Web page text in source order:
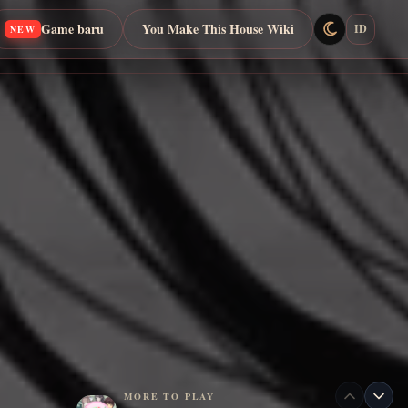
NEW Game baru You Make This House Wiki ID
MORE TO PLAY